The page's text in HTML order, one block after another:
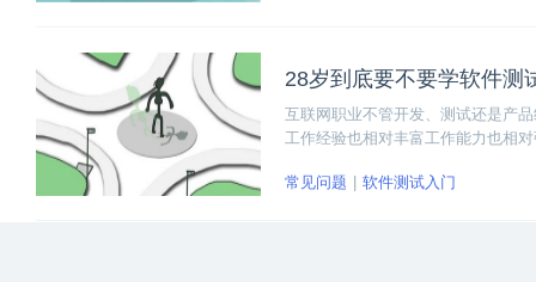
28岁到底要不要学软件测
互联网职业不管开发、测试还是产
工作经验也相对丰富工作能力也相
常见问题 软件测试入门